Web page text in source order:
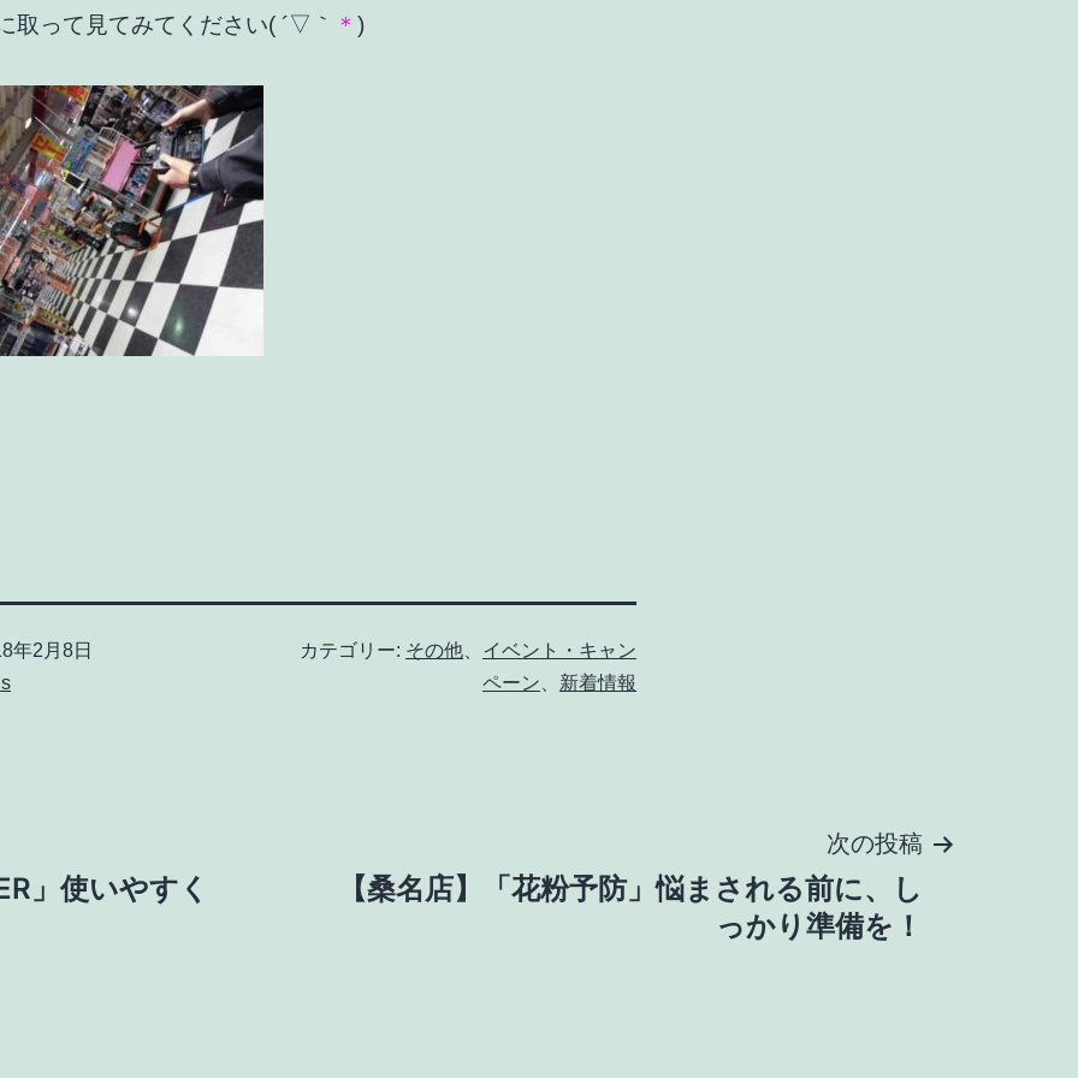
取って見てみてください( ´▽｀ ＊ )
年2月8日
カテゴリー: その他
イベント・キャン
ペーン
新着情報
」使いやすく
次の投稿
【桑名店】「花粉予防」悩まされる前に、し
っかり準備を！